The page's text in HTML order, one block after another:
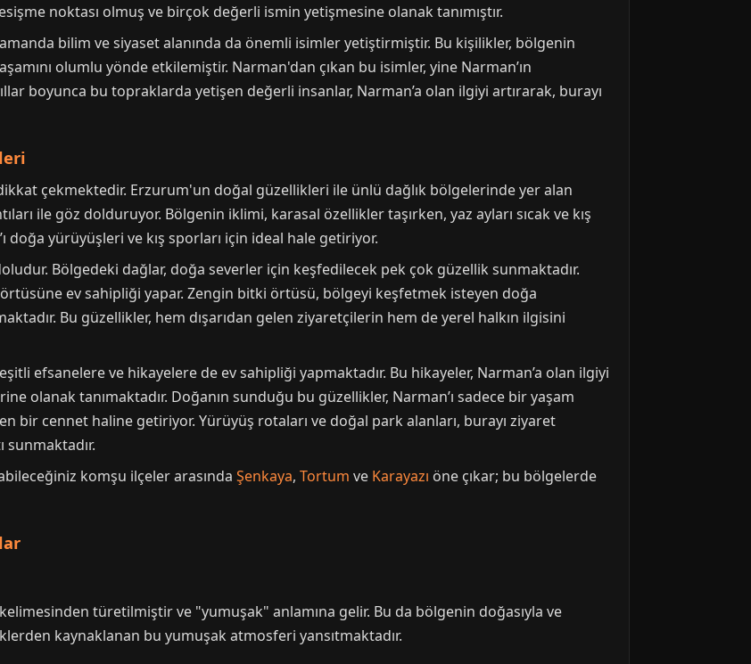
noktası olmuş ve birçok değerli ismin yetişmesine olanak tanımıştır.
bilim ve siyaset alanında da önemli isimler yetiştirmiştir. Bu kişilikler, bölgenin
olumlu yönde etkilemiştir. Narman'dan çıkan bu isimler, yine Narman’ın
boyunca bu topraklarda yetişen değerli insanlar, Narman’a olan ilgiyi artırarak, burayı
çekmektedir. Erzurum'un doğal güzellikleri ile ünlü dağlık bölgelerinde yer alan
ile göz dolduruyor. Bölgenin iklimi, karasal özellikler taşırken, yaz ayları sıcak ve kış
doğa yürüyüşleri ve kış sporları için ideal hale getiriyor.
Bölgedeki dağlar, doğa severler için keşfedilecek pek çok güzellik sunmaktadır.
ev sahipliği yapar. Zengin bitki örtüsü, bölgeyi keşfetmek isteyen doğa
Bu güzellikler, hem dışarıdan gelen ziyaretçilerin hem de yerel halkın ilgisini
efsanelere ve hikayelere de ev sahipliği yapmaktadır. Bu hikayeler, Narman’a olan ilgiyi
olanak tanımaktadır. Doğanın sunduğu bu güzellikler, Narman’ı sadece bir yaşam
bir cennet haline getiriyor. Yürüyüş rotaları ve doğal park alanları, burayı ziyaret
komşu ilçeler arasında Şenkaya, Tortum ve Karayazı öne çıkar; bu bölgelerde
türetilmiştir ve "yumuşak" anlamına gelir. Bu da bölgenin doğasıyla ve
kaynaklanan bu yumuşak atmosferi yansıtmaktadır.